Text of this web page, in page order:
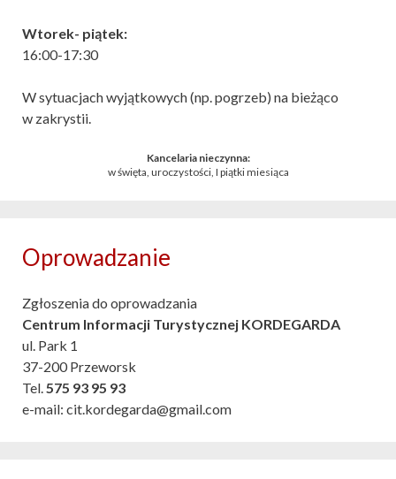
Wtorek- piątek:
16:00-17:30
W sytuacjach wyjątkowych (np. pogrzeb) na bieżąco
w zakrystii.
Kancelaria nieczynna:
w święta, uroczystości, I piątki miesiąca
Oprowadzanie
Zgłoszenia do oprowadzania
Centrum Informacji Turystycznej KORDEGARDA
ul. Park 1
37-200 Przeworsk
Tel. 575 93 95 93
e-mail: cit.kordegarda@gmail.com